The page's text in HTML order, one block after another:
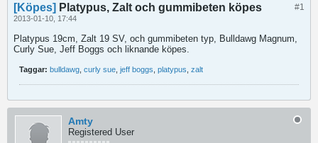
#1
[Köpes] Platypus, Zalt och gummibeten köpes
2013-01-10, 17:44
Platypus 19cm, Zalt 19 SV, och gummibeten typ, Bulldawg Magnum,
Curly Sue, Jeff Boggs och liknande köpes.
Taggar: bulldawg curly sue jeff boggs platypus zalt
Amty
Registered User